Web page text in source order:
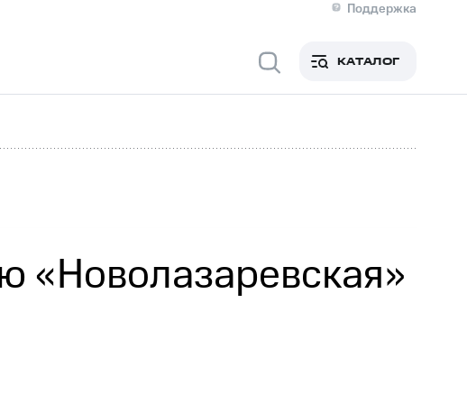
Поддержка
Медиа-центр
КонтактыПригласить спикера
Контроль и аудитРынок акций
КАТАЛОГ
«Новолазаревская»